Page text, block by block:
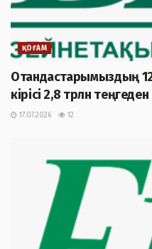
ҚОҒАМ
Отандастарымыздың
кірісі 2,8 трлн
17.07.2026 12